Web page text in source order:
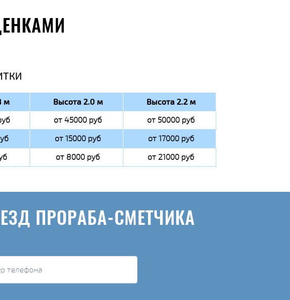
м Высота 2.0 м Высота 2.2 м
от 45000 руб
от 50000 руб
от 15000 руб
от 17000 руб
от 8000 руб от 21000 руб
ПРОРАБА-СМЕТЧИКА